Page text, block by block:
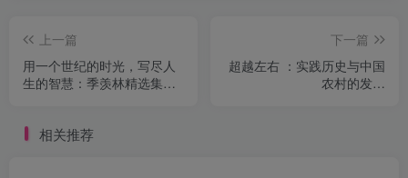
上一篇
用一个世纪的时光，写尽人
生的智慧：季羡林精选集（8
下一篇
超越左右 ：实践历史与中国
农村的发展
相关推荐